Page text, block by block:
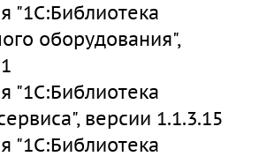
"1С:Библиотека
оборудования",
"1С:Библиотека
версии 1.1.3.15
"1С:Библиотека